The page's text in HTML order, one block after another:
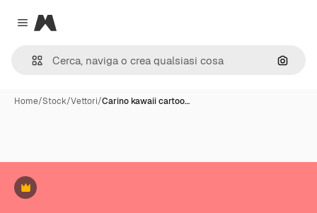
Close menu
Magnific
Cerca
Home/Stock/Vettori/Carino kawaii cartoo…
Premium